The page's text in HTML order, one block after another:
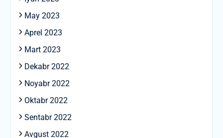
May 2023
Aprel 2023
Mart 2023
Dekabr 2022
Noyabr 2022
Oktabr 2022
Sentabr 2022
Avgust 2022